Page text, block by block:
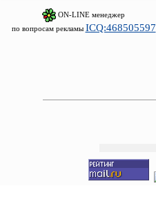
ON-LINE менеджер
по вопросам рекламы ICQ:468505597